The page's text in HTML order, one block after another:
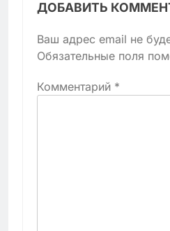
ДОБАВИТЬ
Ваш адрес email не
Обязательные поля
Комментарий *